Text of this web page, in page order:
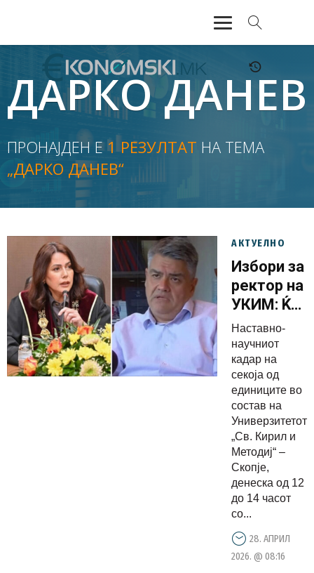
АКТУЕЛНО
ЕКОНОМИЈА
ФИНАНСИИ
БАНКАРСТВО
ЖИВОТ
МОЗАИК
ДАРКО ДАНЕВ
ПРОНАЈДЕН Е1 РЕЗУЛТАТ НА ТЕМА
„ДАРКО ДАНЕВ“
АКТУЕЛНО
Избори за
ректор на
УКИМ: Ќе
се гласа
за
Биљана
Ангелова
и Дарко
Данев
Наставно-
научниот
кадар на
секоја од
единиците во
состав на
Универзитетот
„Св. Кирил и
Методиј“ –
Скопје,
денеска од 12
до 14 часот
со...
28. АПРИЛ
2026. @ 08:16